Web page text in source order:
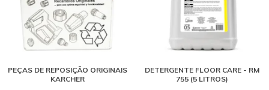
PEÇAS DE REPOSIÇÃO ORIGINAIS
KARCHER
DETERGENTE FLOOR CARE - RM
755 (5 LITROS)